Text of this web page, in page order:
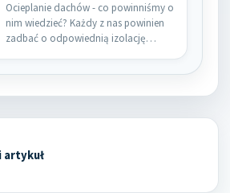
Ocieplanie dachów - co powinniśmy o
nim wiedzieć? Każdy z nas powinien
zadbać o odpowiednią izolację…